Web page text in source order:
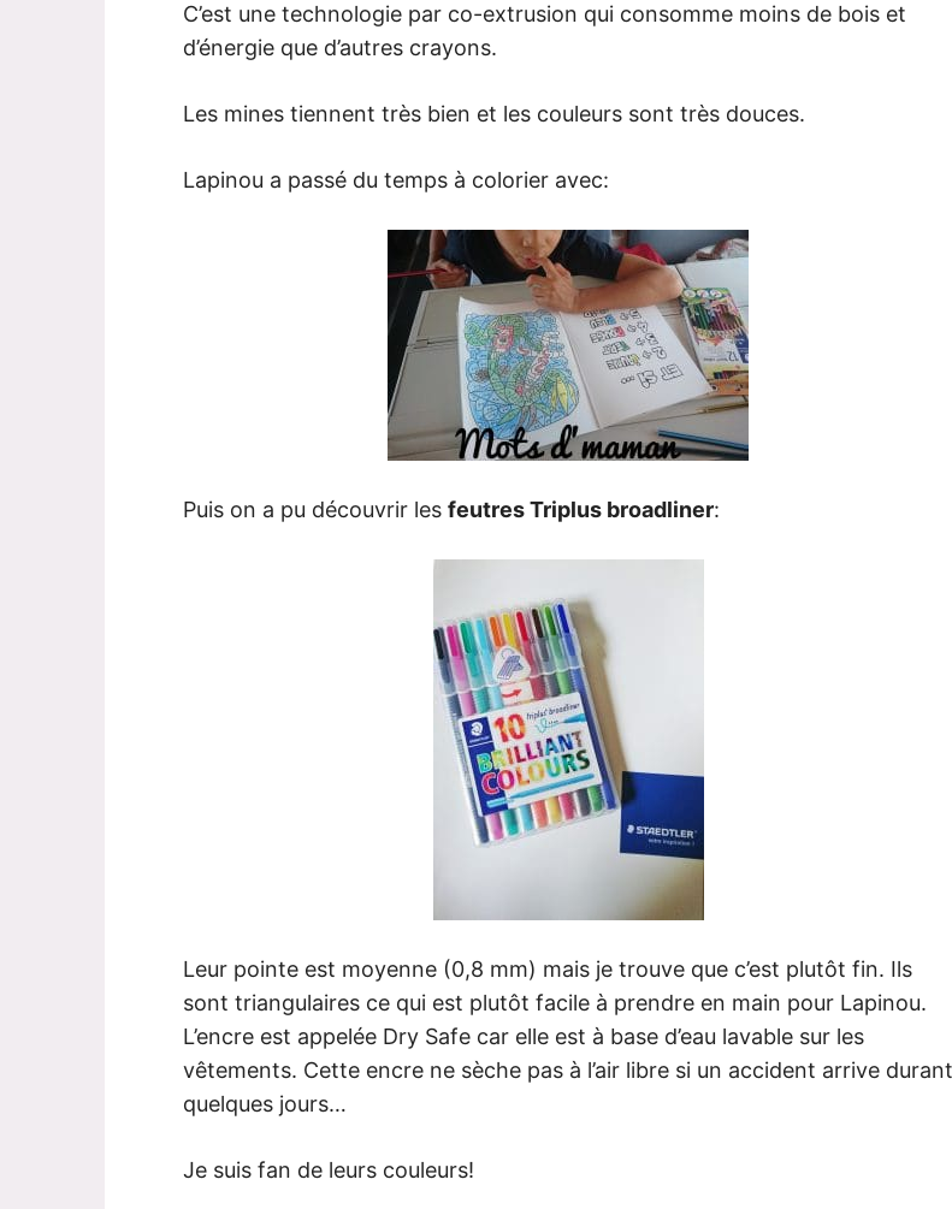
C’est une technologie par co-extrusion qui consomme moins de bois et
d’énergie que d’autres crayons.
Les mines tiennent très bien et les couleurs sont très douces.
Lapinou a passé du temps à colorier avec:
Puis on a pu découvrir les feutres Triplus broadliner:
Leur pointe est moyenne (0,8 mm) mais je trouve que c’est plutôt fin. Ils
sont triangulaires ce qui est plutôt facile à prendre en main pour Lapinou.
L’encre est appelée Dry Safe car elle est à base d’eau lavable sur les
vêtements. Cette encre ne sèche pas à l’air libre si un accident arrive durant
quelques jours…
Je suis fan de leurs couleurs!